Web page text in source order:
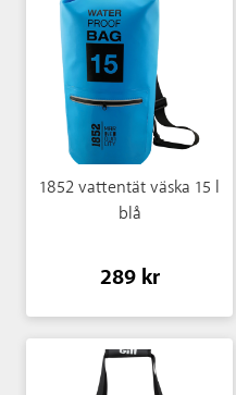
1852 vattentät väska 15 l
blå
289 kr